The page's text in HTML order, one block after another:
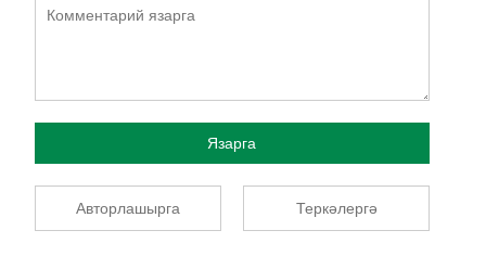
Язарга
Авторлашырга Теркәлергә